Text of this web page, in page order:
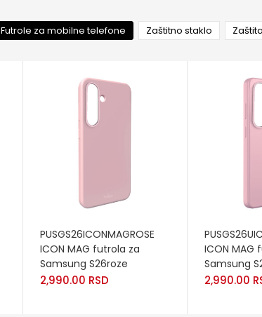
Futrole za mobilne telefone Zaštitno staklo
PUSGS26ICONMAGROSE
ICON MAG futrola za
Samsung S26roze
2,990.00 RSD
ICON MAG
Samsung
2,990.00